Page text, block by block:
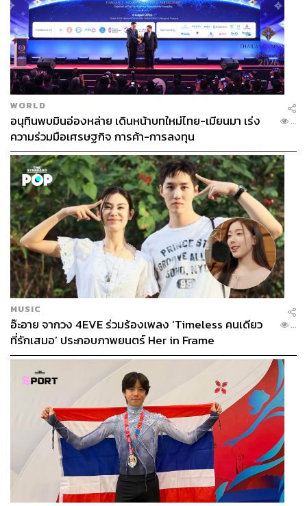
WORLD
อนุทินพบมินอ่องหล่าย เดินหน้าบทใหม่ไทย-เมียนมา เร่ง
ความร่วมมือเศรษฐกิจ การค้า-การลงทุน
...
MUSIC
อ๊ะอาย จากวง 4EVE ร่วมร้องเพลง ‘Timeless คนเดียว
ที่รักเสมอ’ ประกอบภาพยนตร์ Her in Frame
...